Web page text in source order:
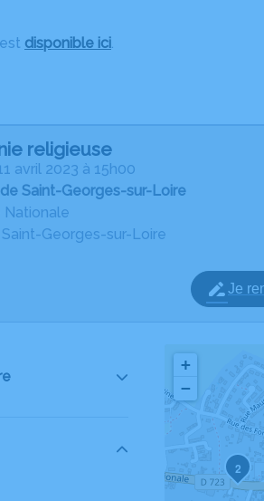
disponible ici.
religieuse
11 avril 2023 à 15h00
de Saint-Georges-sur-Loire
Nationale
Georges-sur-Loire
Je
2
+
−